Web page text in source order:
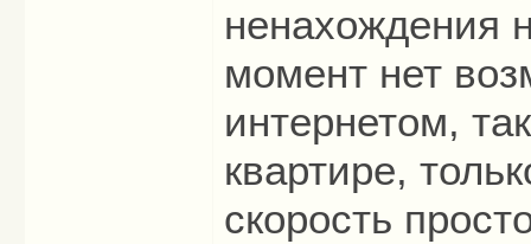
ненахождения
момент нет
интернетом,
квартире,
скорость